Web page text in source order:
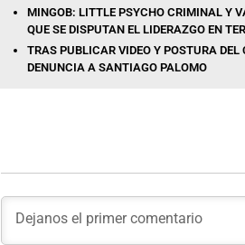
MINGOB: LITTLE PSYCHO CRIMINAL Y
QUE SE DISPUTAN EL LIDERAZGO EN
TRAS PUBLICAR VIDEO Y POSTURA
DENUNCIA A SANTIAGO PALOMO